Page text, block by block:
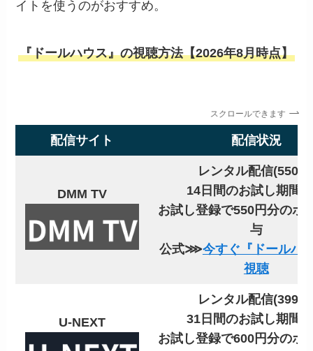
イトを使うのがおすすめ。
『ドールハウス』の視聴方法【2026年8月時点】
スクロールできます
配信サイト 配信状況
DMM TV
レンタル配信(550
14日間のお試し期間
お試し登録で550円分のポ
与
公式⋙今すぐ『ドールハ
視聴
U-NEXT
レンタル配信(399
31日間のお試し期間
お試し登録で600円分のポ